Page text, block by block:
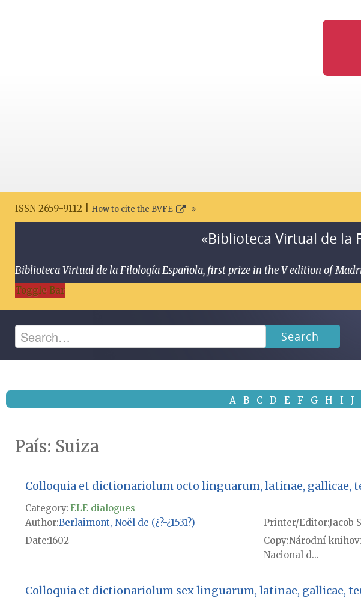
ISSN 2659-9112 | How to cite the BVFE
«Biblioteca Virtual de la
Biblioteca Virtual de la Filología Española, first prize in the V edition of
Toggle Bar
Search
A B C D E F G H I J
País: Suiza
Colloquia et dictionariolum octo linguarum, latinae, gallicae,
Category:ELE dialogues
Author Berlaimont, Noël de (¿?-¿1531?) Printer/EditorJacob
Date1602 Copy Národní
Nacional d...
Colloquia et dictionariolum sex linguarum, latinae, gallicae,